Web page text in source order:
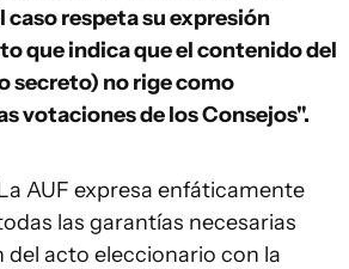
caso respeta su expresión
que indica que el contenido del
secreto) no rige como
votaciones de los Consejos".
AUF expresa enfáticamente
las garantías necesarias
del acto eleccionario con la